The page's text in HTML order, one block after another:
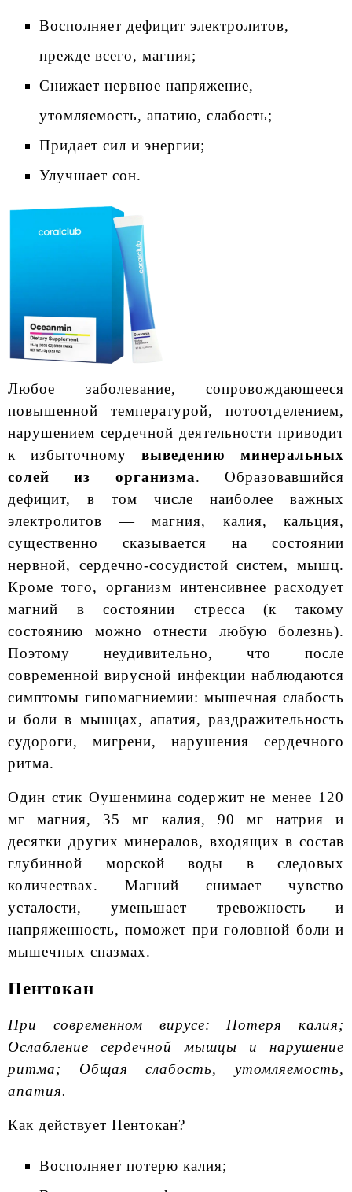
Восполняет дефицит электролитов,
прежде всего, магния;
Снижает нервное напряжение,
утомляемость, апатию, слабость;
Придает сил и энергии;
Улучшает сон.
Любое заболевание, сопровождающееся
повышенной температурой, потоотделением,
нарушением сердечной деятельности приводит
к избыточному выведению минеральных
солей из организма. Образовавшийся
дефицит, в том числе наиболее важных
электролитов — магния, калия, кальция,
существенно сказывается на состоянии
нервной, сердечно-сосудистой систем, мышц.
Кроме того, организм интенсивнее расходует
магний в состоянии стресса (к такому
состоянию можно отнести любую болезнь).
Поэтому неудивительно, что после
современной вирусной инфекции наблюдаются
симптомы гипомагниемии: мышечная слабость
и боли в мышцах, апатия, раздражительность
судороги, мигрени, нарушения сердечного
ритма.
Один стик Оушенмина содержит не менее 120
мг магния, 35 мг калия, 90 мг натрия и
десятки других минералов, входящих в состав
глубинной морской воды в следовых
количествах. Магний снимает чувство
усталости, уменьшает тревожность и
напряженность, поможет при головной боли и
мышечных спазмах.
Пентокан
При современном вирусе: Потеря калия;
Ослабление сердечной мышцы и нарушение
ритма; Общая слабость, утомляемость,
апатия.
Как действует Пентокан?
Восполняет потерю калия;